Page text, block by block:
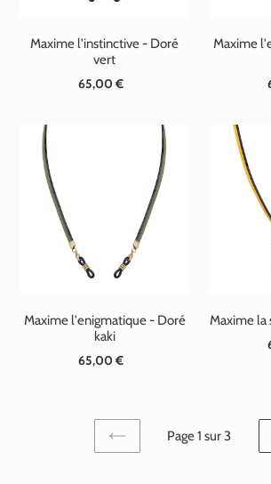
Maxime l'instinctive - Doré
vert
Prix
65,00 €
Maxime
Maxime l'enigmatique - Doré
kaki
Prix
65,00 €
Maxime la
PAGE
Page 1 sur 3